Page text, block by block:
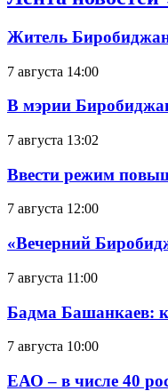
Житель
7 августа 14:00
В мэрии
7 августа 13:02
Ввести режим
7 августа 12:00
«Вечерний
7 августа 11:00
Бадма Башанкаев:
7 августа 10:00
ЕАО – в числе 40